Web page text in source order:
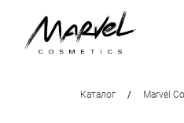
Каталог / Marvel